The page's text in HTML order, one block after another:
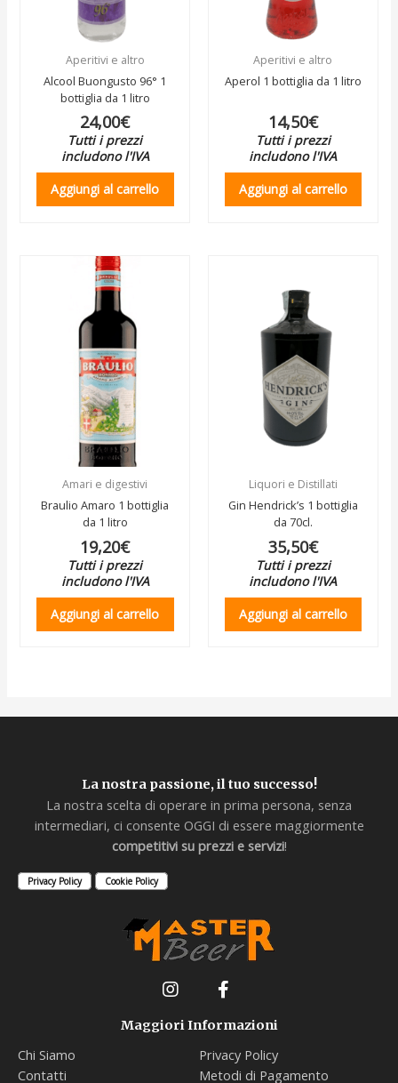
Aperitivi e altro
Alcool Buongusto 96° 1
bottiglia da 1 litro
24,00€
Tutti i prezzi
includono l'IVA
Aggiungi al carrello
Aperitivi e altro
Aperol 1 bottiglia da 1 litro
14,50€
Tutti i prezzi
includono l'IVA
Aggiungi al carrello
Amari e digestivi
Braulio Amaro 1 bottiglia
da 1 litro
19,20€
Tutti i prezzi
includono l'IVA
Aggiungi al carrello
Liquori e Distillati
Gin Hendrick’s 1 bottiglia
da 70cl.
35,50€
Tutti i prezzi
includono l'IVA
Aggiungi al carrello
La nostra passione, il tuo successo!
La nostra scelta di operare in prima persona, senza
intermediari, ci consente OGGI di essere maggiormente
competitivi su prezzi e servizi!
Privacy Policy Cookie Policy
Maggiori Informazioni
Chi Siamo
Contatti
Privacy Policy
Metodi di Pagamento